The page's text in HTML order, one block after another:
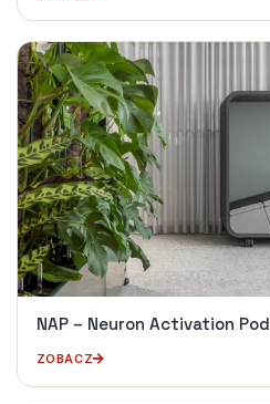
NAP – Neuron Activation Pod
ZOBACZ